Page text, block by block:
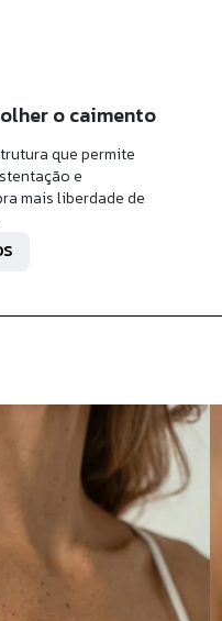
o caimento
que permite
e
mais liberdade de